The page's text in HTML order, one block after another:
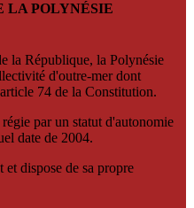
LA POLYNÉSIE
la République, la Polynésie
d'outre-mer dont
74 de la Constitution.
par un statut d'autonomie
date de 2004.
dispose de sa propre